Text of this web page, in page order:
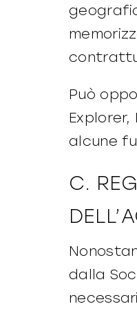
Può
alcune
C.
dalla